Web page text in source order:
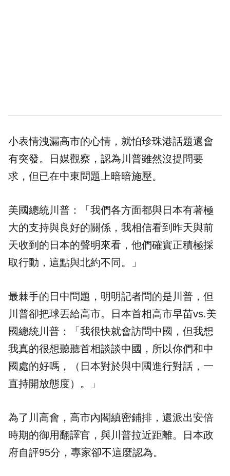
小表情洩漏高市的心情，就怕珍珠港話題還會
有突發。日媒觀察，認為川普雖然沒提問要
求，但已在中東問題上暗暗施壓。
美國總統川普：「我們各方面都與日本有著極
大的支持與良好的關係，我相信看到昨天與前
天收到的日本的聲明來看，他們確實正積極採
取行動，這點與北約不同。」
最棘手的日中問題，明明記者問的是川普，但
川普卻把球丟給高市。日本首相高市早苗vs.美
國總統川普：「我很快就會訪問中國，但我想
我真的很想聽聽首相談談中國，所以你們和中
國處的好嗎，（日本對於與中國進行對話，一
直持開放態度）。」
為了川高會，高市內閣縝密鋪排，還派出安倍
時期的御用翻譯官，與川普拉近距離。日本政
府自評95分，專家卻不這麼認為。